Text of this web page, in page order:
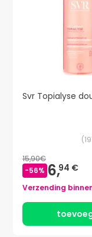
Svr Topialyse
(
15,90€
-56% 6,94 €
Verzending